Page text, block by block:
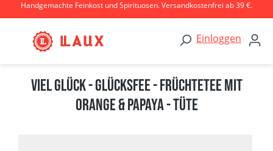
Zum Hauptinhalt springen
Handgemachte Feinkost und Spirituosen. Versandkostenfrei ab 39 €.
Einloggen
Viel Glück - Glücksfee - Früchtetee mit
Orange & Papaya - Tüte